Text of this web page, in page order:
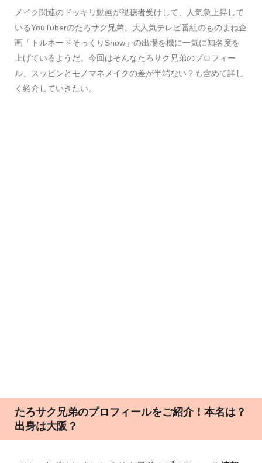
メイク関連のドッキリ動画が視聴者受けして、人気急上昇して
いるYouTuberのたろサク兄弟。大人気テレビ番組のものまね企
画「トルネードそっくりShow」の出場を機に一気に知名度を
上げているようだ。今回はそんなたろサク兄弟のプロフィー
ル、スッピンとモノマネメイクの差が半端ない？も含めて詳し
く紹介していきたい。
たろサク兄弟のプロフィールをご紹介！本名は？
出身は大阪？